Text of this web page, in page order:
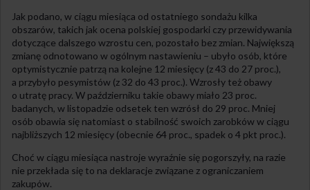
Jak podano, w ciągu miesiąca od ostatniego sondażu kilka
obszarów, takich jak ocena polskiej gospodarki czy przewidywania
dotyczące dalszego wzrostu cen, pozostało bez zmian. Największą
zmianę odnotowano w ogólnym nastawieniu – ubyło osób, które
optymistycznie patrzą na kolejne 12 miesięcy (z 43 do 27 proc.),
a przybyło pesymistów (z 32 do 43 proc.). Wzrosły też obawy
o utratę pracy. W październiku takie obawy miało 23 proc.
badanych, w listopadzie odsetek ten wzrósł do 29 proc. Mniej
osób obawia się natomiast o stabilność swoich zarobków w ciągu
najbliższych 12 miesięcy (obecnie 64 proc., spadek o 4 pkt proc.).
Choć w ciągu miesiąca nastroje wyraźnie się pogorszyły, na razie
nie przekłada się to na deklaracje związane z ograniczaniem
zakupów.